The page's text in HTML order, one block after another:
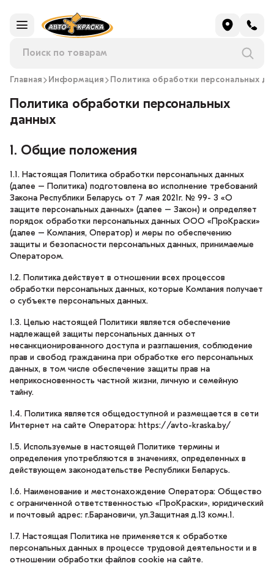
Главная Информация Политика обработки персональных
Политика обработки персональных
данных
1. Общие положения
1.1. Настоящая Политика обработки персональных данных
(далее – Политика) подготовлена во исполнение требований
Закона Республики Беларусь от 7 мая 2021г. № 99- 3 «О
защите персональных данных» (далее – Закон) и определяет
порядок обработки персональных данных ООО «ПроКраски»
(далее – Компания, Оператор) и меры по обеспечению
защиты и безопасности персональных данных, принимаемые
Оператором.
1.2. Политика действует в отношении всех процессов
обработки персональных данных, которые Компания получает
о субъекте персональных данных.
1.3. Целью настоящей Политики является обеспечение
надлежащей защиты персональных данных от
несанкционированного доступа и разглашения, соблюдение
прав и свобод гражданина при обработке его персональных
данных, в том числе обеспечение защиты прав на
неприкосновенность частной жизни, личную и семейную
тайну.
1.4. Политика является общедоступной и размещается в сети
Интернет на сайте Оператора: https://avto-kraska.by/
1.5. Используемые в настоящей Политике термины и
определения употребляются в значениях, определенных в
действующем законодательстве Республики Беларусь.
1.6. Наименование и местонахождение Оператора: Общество
с ограниченной ответственностью «ПроКраски», юридический
и почтовый адрес: г.Барановичи, ул.Защитная д.13 комн.1.
1.7. Настоящая Политика не применяется к обработке
персональных данных в процессе трудовой деятельности и в
отношении обработки файлов cookie на сайте.